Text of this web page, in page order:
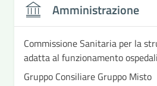
Amministrazione
Commissione Sanitaria per la
adatta al funzionamento
Gruppo Consiliare Gruppo Misto